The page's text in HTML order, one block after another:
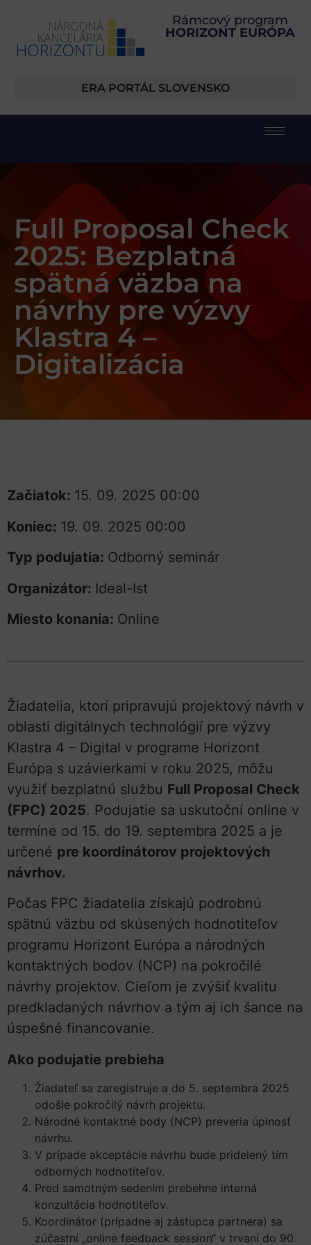
Rámcový program
HORIZONT EURÓPA
ERA PORTÁL SLOVENSKO
Full Proposal Check
2025: Bezplatná
spätná väzba na
návrhy pre výzvy
Klastra 4 –
Digitalizácia
Začiatok: 15. 09. 2025 00:00
Koniec: 19. 09. 2025 00:00
Typ podujatia: Odborný seminár
Organizátor: Ideal-Ist
Miesto konania: Online
Žiadatelia, ktorí pripravujú projektový návrh v
oblasti digitálnych technológií pre výzvy
Klastra 4 – Digital v programe Horizont
Európa s uzávierkami v roku 2025, môžu
využiť bezplatnú službu Full Proposal Check
(FPC) 2025. Podujatie sa uskutoční online v
termíne od 15. do 19. septembra 2025 a je
určené pre koordinátorov projektových
návrhov.
Počas FPC žiadatelia získajú podrobnú
spätnú väzbu od skúsených hodnotiteľov
programu Horizont Európa a národných
kontaktných bodov (NCP) na pokročilé
návrhy projektov. Cieľom je zvýšiť kvalitu
predkladaných návrhov a tým aj ich šance na
úspešné financovanie.
Ako podujatie prebieha
Žiadateľ sa zaregistruje a do 5. septembra 2025
odošle pokročilý návrh projektu.
Národné kontaktné body (NCP) preveria úplnosť
návrhu.
V prípade akceptácie návrhu bude pridelený tím
odborných hodnotiteľov.
Pred samotným sedením prebehne interná
konzultácia hodnotiteľov.
Koordinátor (prípadne aj zástupca partnera) sa
zúčastní „online feedback session“ v trvaní do 90